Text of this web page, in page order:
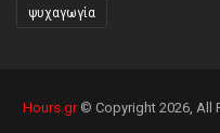
ψυχαγωγία
Hours.gr© Copyright 2026, All